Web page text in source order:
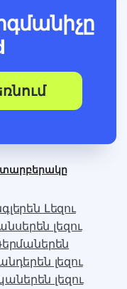
տարբերակը
Լեզու
լեզու